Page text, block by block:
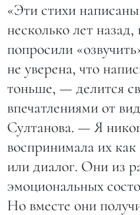
«Эти стихи
несколько лет
попросили
не уверена, что
тоньше, — делится
впечатлениями от
Султанова. — Я
воспринимала их
или диалог. Они из
эмоциональных
Но вместе они